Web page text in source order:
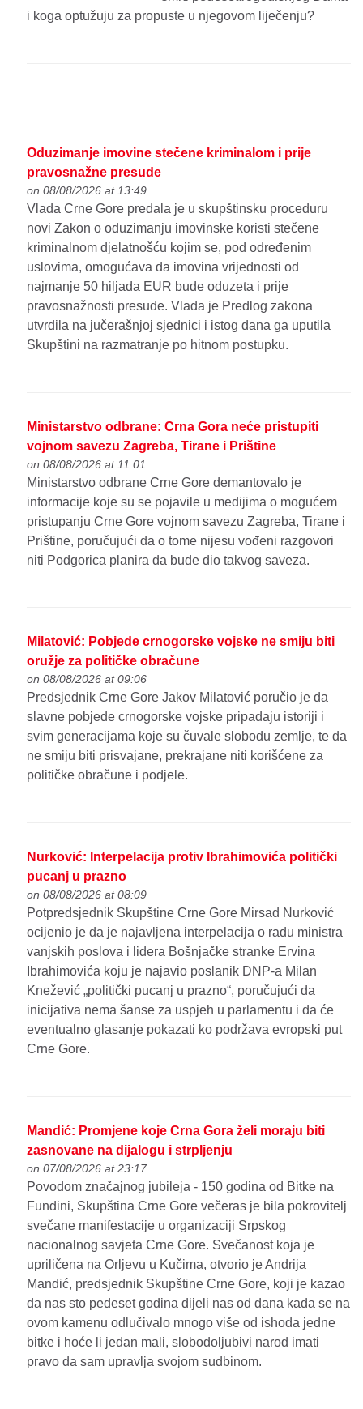
i koga optužuju za propuste u njegovom liječenju?
Oduzimanje imovine stečene kriminalom i prije
pravosnažne presude
on 08/08/2026 at 13:49
Vlada Crne Gore predala je u skupštinsku proceduru
novi Zakon o oduzimanju imovinske koristi stečene
kriminalnom djelatnošću kojim se, pod određenim
uslovima, omogućava da imovina vrijednosti od
najmanje 50 hiljada EUR bude oduzeta i prije
pravosnažnosti presude. Vlada je Predlog zakona
utvrdila na jučerašnjoj sjednici i istog dana ga uputila
Skupštini na razmatranje po hitnom postupku.
Ministarstvo odbrane: Crna Gora neće pristupiti
vojnom savezu Zagreba, Tirane i Prištine
on 08/08/2026 at 11:01
Ministarstvo odbrane Crne Gore demantovalo je
informacije koje su se pojavile u medijima o mogućem
pristupanju Crne Gore vojnom savezu Zagreba, Tirane i
Prištine, poručujući da o tome nijesu vođeni razgovori
niti Podgorica planira da bude dio takvog saveza.
Milatović: Pobjede crnogorske vojske ne smiju biti
oružje za političke obračune
on 08/08/2026 at 09:06
Predsjednik Crne Gore Jakov Milatović poručio je da
slavne pobjede crnogorske vojske pripadaju istoriji i
svim generacijama koje su čuvale slobodu zemlje, te da
ne smiju biti prisvajane, prekrajane niti korišćene za
političke obračune i podjele.
Nurković: Interpelacija protiv Ibrahimovića politički
pucanj u prazno
on 08/08/2026 at 08:09
Potpredsjednik Skupštine Crne Gore Mirsad Nurković
ocijenio je da je najavljena interpelacija o radu ministra
vanjskih poslova i lidera Bošnjačke stranke Ervina
Ibrahimovića koju je najavio poslanik DNP-a Milan
Knežević „politički pucanj u prazno“, poručujući da
inicijativa nema šanse za uspjeh u parlamentu i da će
eventualno glasanje pokazati ko podržava evropski put
Crne Gore.
Mandić: Promjene koje Crna Gora želi moraju biti
zasnovane na dijalogu i strpljenju
on 07/08/2026 at 23:17
Povodom značajnog jubileja - 150 godina od Bitke na
Fundini, Skupština Crne Gore večeras je bila pokrovitelj
svečane manifestacije u organizaciji Srpskog
nacionalnog savjeta Crne Gore. Svečanost koja je
upriličena na Orljevu u Kučima, otvorio je Andrija
Mandić, predsjednik Skupštine Crne Gore, koji je kazao
da nas sto pedeset godina dijeli nas od dana kada se na
ovom kamenu odlučivalo mnogo više od ishoda jedne
bitke i hoće li jedan mali, slobodoljubivi narod imati
pravo da sam upravlja svojom sudbinom.